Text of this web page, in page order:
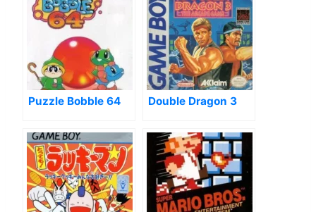
Puzzle Bobble 64 Double Dragon 3